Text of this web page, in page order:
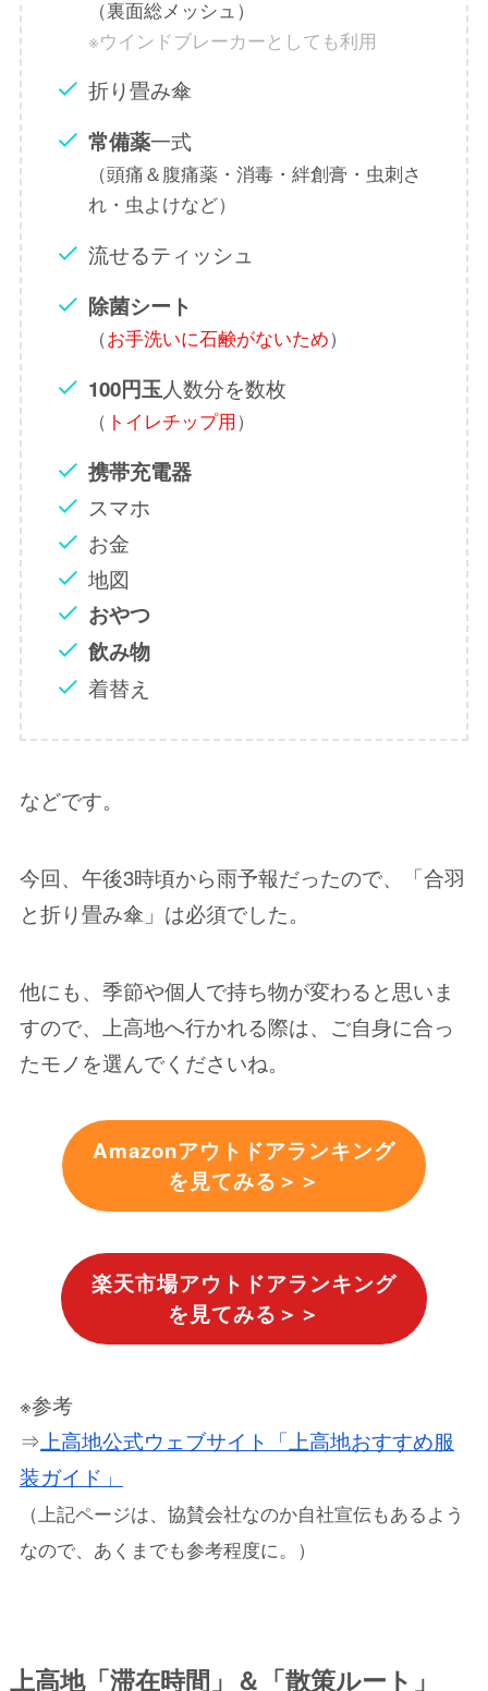
（裏面総メッシュ）
※ウインドブレーカーとしても利用
折り畳み傘
常備薬一式
（頭痛＆腹痛薬・消毒・絆創膏・虫刺さ
れ・虫よけなど）
流せるティッシュ
除菌シート
（お手洗いに石鹸がないため）
100円玉人数分を数枚
（ トイレチップ用）
携帯充電器
スマホ
お金
地図
おやつ
飲み物
着替え
などです。
今回、午後3時頃から雨予報だったので、「合羽
と折り畳み傘」は必須でした。
他にも、季節や個人で持ち物が変わると思いま
すので、上高地へ行かれる際は、ご自身に合っ
たモノを選んでくださいね。
Amazonアウトドアランキング
を見てみる＞＞
楽天市場アウトドアランキング
を見てみる＞＞
※参考
⇒ 上高地公式ウェブサイト「上高地おすすめ服
装ガイド」
（上記ページは、協賛会社なのか自社宣伝もあるよう
なので、あくまでも参考程度に。）
上高地「滞在時間」＆「散策ルート」